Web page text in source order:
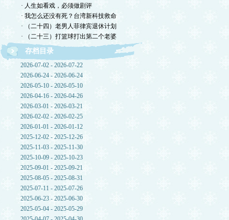
· 人生如看戏，必须做剧评
· 我怎么还没有死？台湾新科技救命
· （二十四）老男人菲律宾退休计划
· （二十三）打篮球打出第二个老婆
存档目录
2026-07-02 - 2026-07-22
2026-06-24 - 2026-06-24
2026-05-10 - 2026-05-10
2026-04-16 - 2026-04-26
2026-03-01 - 2026-03-21
2026-02-02 - 2026-02-25
2026-01-01 - 2026-01-12
2025-12-02 - 2025-12-26
2025-11-03 - 2025-11-30
2025-10-09 - 2025-10-23
2025-09-01 - 2025-09-21
2025-08-05 - 2025-08-31
2025-07-11 - 2025-07-26
2025-06-23 - 2025-06-30
2025-05-04 - 2025-05-29